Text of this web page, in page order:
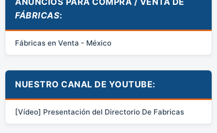
FÁBRICAS:
Fábricas en Venta - México
NUESTRO CANAL DE YOUTUBE:
[Vídeo] Presentación del Directorio De Fabricas